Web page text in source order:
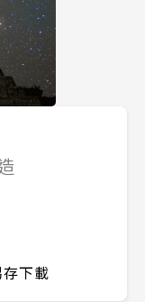
下載